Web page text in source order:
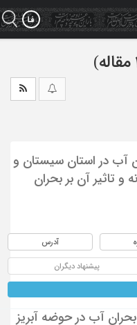
آب در استان سیستان و
و تاثیر آن بر بحران
آدرس
پیشنهاد دیگران
آب در حوضه آبریز